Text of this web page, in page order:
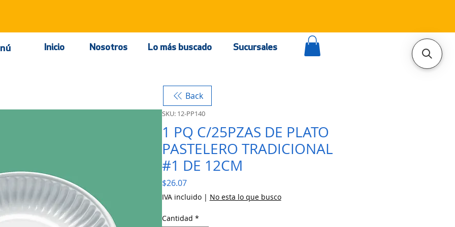
Inicio Nosotros Lo más buscado Sucursales
Back
SKU: 12-PP140
1 PQ C/25PZAS DE PLATO
PASTELERO TRADICIONAL
#1 DE 12CM
$26.07Precio
IVA incluido| No esta lo que busco
Cantidad *